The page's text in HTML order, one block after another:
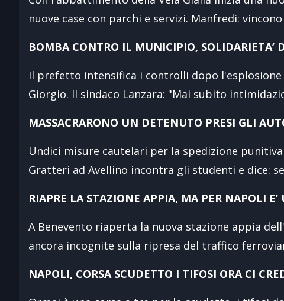
nuove case con parchi e servizi. Manfredi:
BOMBA CONTRO IL MUNICIPIO, SOLIDARIETA’
Il prefetto intensifica i controlli dopo l'esplosione
Giorgio. Il sindaco Lanzara: "Mai subito
MASSACRARONO UN DETENUTO PRESI GLI
Undici misure cautelari per la spedizione
Gratteri ad Avellino incontra gli studenti e dice:
RIAPRE LA STAZIONE APPIA, MA PER NAPOLI E’
A Benevento riaperta la nuova stazione appia
ancora incognite sulla ripresa del traffico
NAPOLI, CORSA SCUDETTO I TIFOSI ORA CI